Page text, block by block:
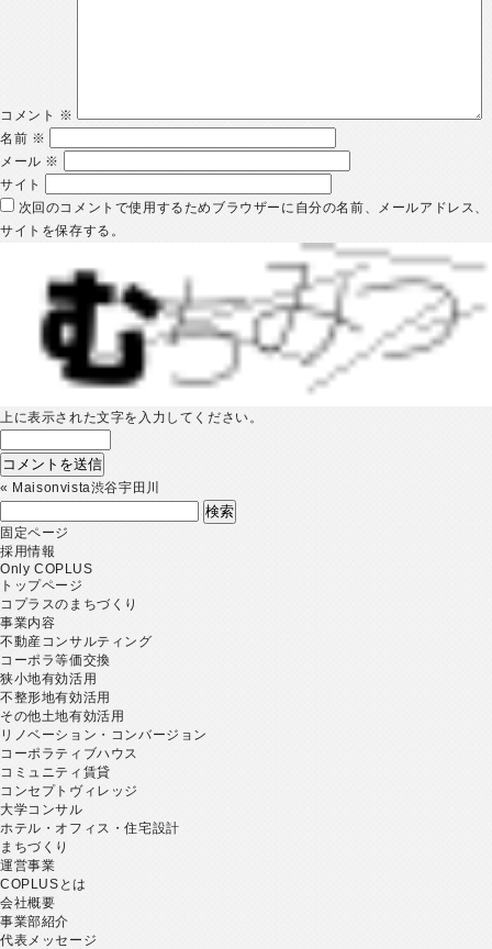
コメント ※
名前 ※
メール ※
サイト
次回のコメントで使用するためブラウザーに自分の名前、メールアドレス、
サイトを保存する。
上に表示された文字を入力してください。
« Maisonvista渋谷宇田川
索:
固定ページ
採用情報
Only COPLUS
トップページ
コプラスのまちづくり
事業内容
不動産コンサルティング
コーポラ等価交換
狭小地有効活用
不整形地有効活用
その他土地有効活用
リノベーション・コンバージョン
コーポラティブハウス
コミュニティ賃貸
コンセプトヴィレッジ
大学コンサル
ホテル・オフィス・住宅設計
まちづくり
運営事業
COPLUSとは
会社概要
事業部紹介
代表メッセージ